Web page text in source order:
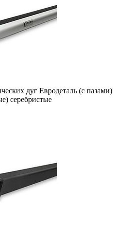
дуг Евродеталь (с пазами)
серебристые